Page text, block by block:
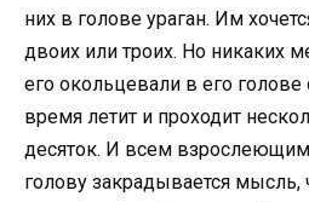
них в голове ураган. Им
двоих или троих. Но никаких
его окольцевали в его
время летит и проходит
десяток. И всем
голову закрадывается мысль,